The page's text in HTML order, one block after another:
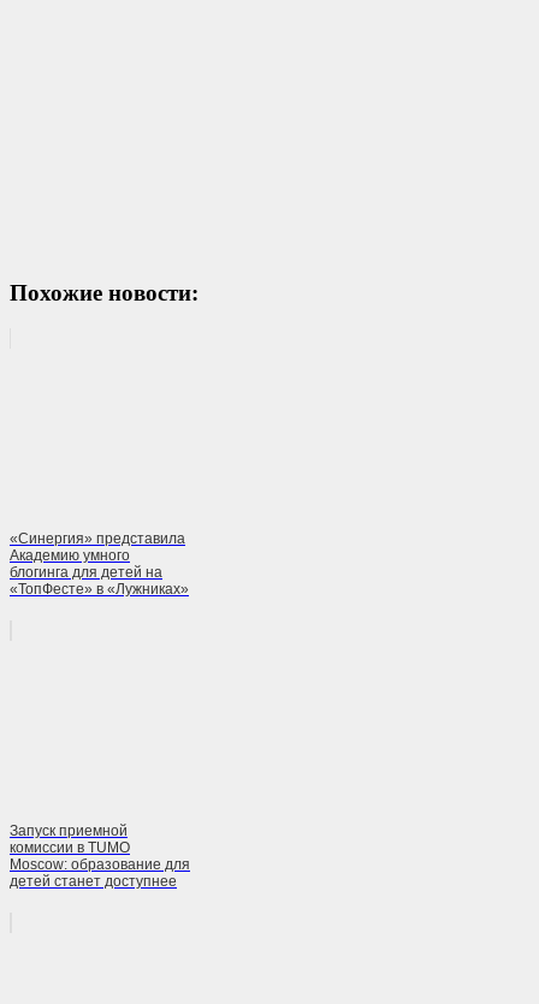
Похожие новости:
«Синергия» представила
Академию умного
блогинга для детей на
«ТопФесте» в «Лужниках»
Запуск приемной
комиссии в TUMO
Moscow: образование для
детей станет доступнее